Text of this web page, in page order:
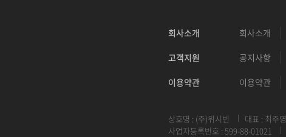
회사소개 회사소개
고객지원 공지사항
이용약관 이용약관
상호명 : (주)위시빈 대표 : 최주영
사업자등록번호 : 599-88-01021